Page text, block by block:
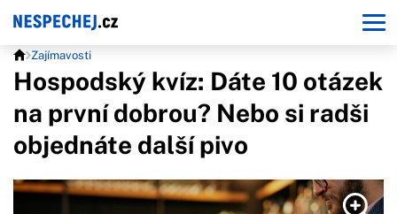
Zajímavosti
Hospodský kvíz: Dáte 10 otázek
na první dobrou? Nebo si radši
objednáte další pivo